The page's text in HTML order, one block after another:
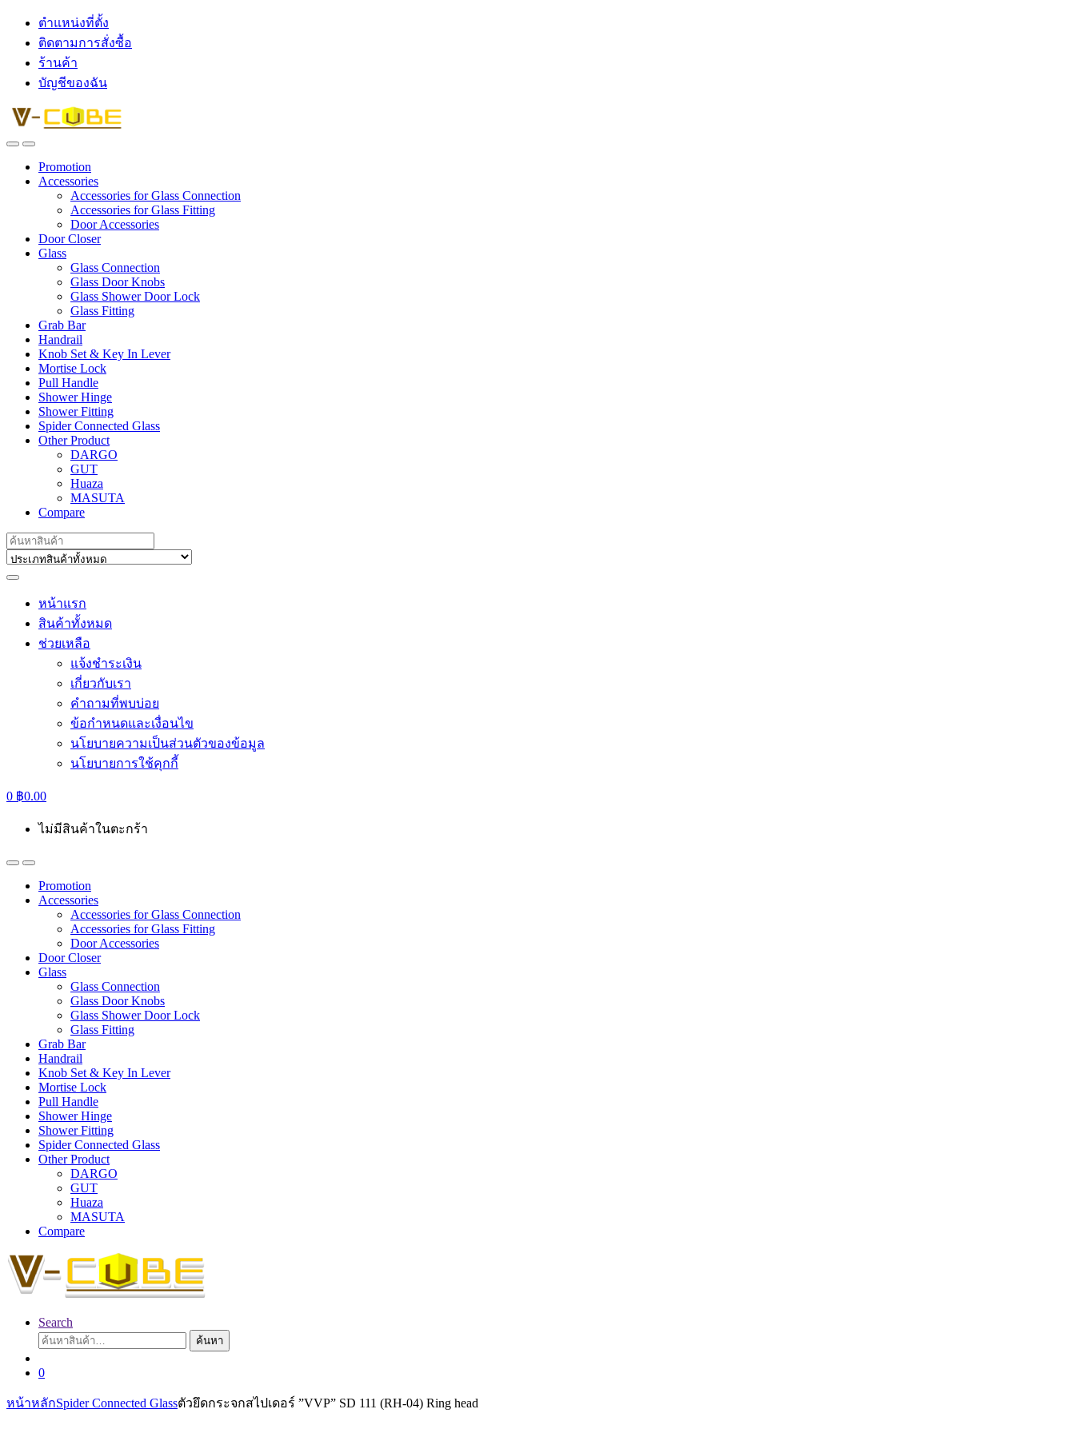
ตำแหน่งที่ตั้ง
ติดตามการสั่งซื้อ
ร้านค้า
บัญชีของฉัน
Promotion
Accessories
Accessories for Glass Connection
Accessories for Glass Fitting
Door Accessories
Door Closer
Glass
Glass Connection
Glass Door Knobs
Glass Shower Door Lock
Glass Fitting
Grab Bar
Handrail
Knob Set & Key In Lever
Mortise Lock
Pull Handle
Shower Hinge
Shower Fitting
Spider Connected Glass
Other Product
DARGO
GUT
Huaza
MASUTA
Compare
Search
for:
หน้าแรก
สินค้าทั้งหมด
ช่วยเหลือ
แจ้งชำระเงิน
เกี่ยวกับเรา
คำถามที่พบบ่อย
ข้อกำหนดและเงื่อนไข
นโยบายความเป็นส่วนตัวของข้อมูล
นโยบายการใช้คุกกี้
0 ฿0.00
ไม่มีสินค้าในตะกร้า
Promotion
Accessories
Accessories for Glass Connection
Accessories for Glass Fitting
Door Accessories
Door Closer
Glass
Glass Connection
Glass Door Knobs
Glass Shower Door Lock
Glass Fitting
Grab Bar
Handrail
Knob Set & Key In Lever
Mortise Lock
Pull Handle
Shower Hinge
Shower Fitting
Spider Connected Glass
Other Product
DARGO
GUT
Huaza
MASUTA
Compare
Search
ค้นหา:
ค้นหา
0
หน้าหลักSpider Connected Glassตัวยึดกระจกสไปเดอร์ ”VVP” SD 111 (RH-04) Ring head